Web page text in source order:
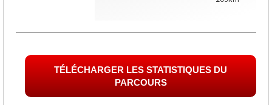
TÉLÉCHARGER LES STATISTIQUES DU
PARCOURS